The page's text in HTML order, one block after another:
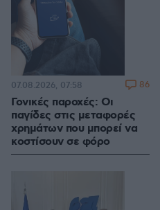
Γονικές παροχές: Οι
παγίδες στις μεταφορές
χρημάτων που μπορεί να
κοστίσουν σε φόρο
07.08.2026, 07:58 86